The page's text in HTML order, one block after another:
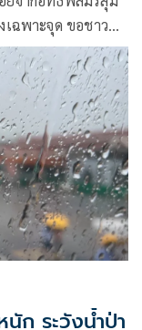
ฉพาะจุด ขอชาว
น-กลาง ฝนเพียง
ก ระวังน้ำป่า